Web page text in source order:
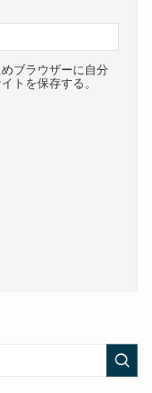
ブラウザーに自分
トを保存する。